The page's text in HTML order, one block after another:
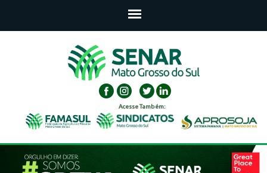
Acesse Também: